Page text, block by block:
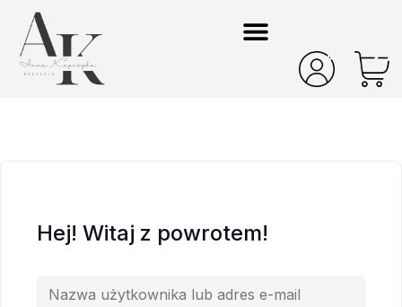
Hej! Witaj z powrotem!